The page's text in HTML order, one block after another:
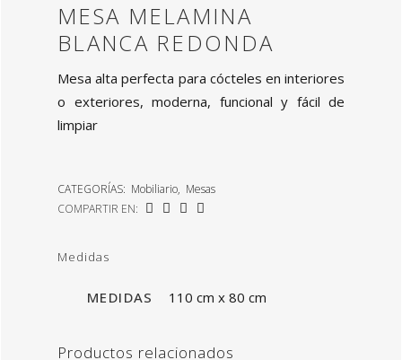
MESA MELAMINA
BLANCA REDONDA
Mesa alta perfecta para cócteles en interiores
o exteriores, moderna, funcional y fácil de
limpiar
CATEGORÍAS: Mobiliario, Mesas
COMPARTIR EN:
Medidas
MEDIDAS 110 cm x 80 cm
Productos relacionados